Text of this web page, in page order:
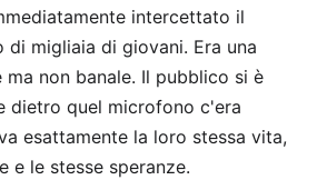
intercettato il
migliaia di giovani. Era una
ma non banale. Il pubblico si è
dietro quel microfono c'era
esattamente la loro stessa vita,
e le stesse speranze.